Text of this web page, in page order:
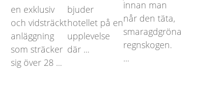
en exklusiv
och vidsträckt
anläggning
som sträcker
sig över 28 ...
bjuder
hotellet på en
upplevelse
där ...
innan man
når den täta,
smaragdgröna
regnskogen.
...